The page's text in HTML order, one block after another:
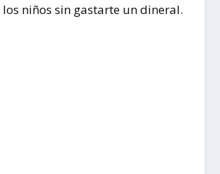
los niños sin gastarte un dineral.